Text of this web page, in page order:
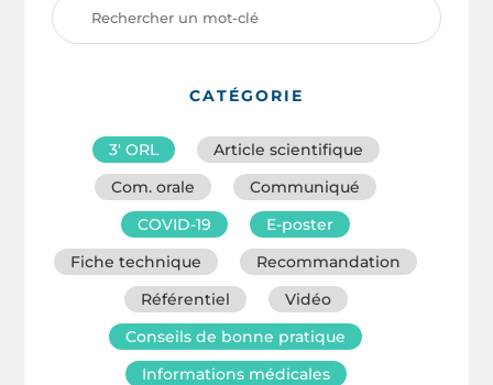
CATÉGORIE
3′ ORL
Article scientifique
Com. orale
Communiqué
COVID-19
E-poster
Fiche technique
Recommandation
Référentiel
Vidéo
Conseils de bonne pratique
Informations médicales